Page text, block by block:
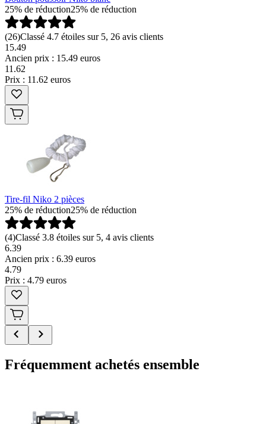
25% de réduction25% de réduction
(26)Classé 4.7 étoiles sur 5, 26 avis clients
15.49
Ancien prix : 15.49 euros
11 .62
Prix : 11.62 euros
Tire-fil Niko 2 pièces
25% de réduction25% de réduction
(4)Classé 3.8 étoiles sur 5, 4 avis clients
6.39
Ancien prix : 6.39 euros
4.79
Prix : 4.79 euros
Fréquemment achetés ensemble